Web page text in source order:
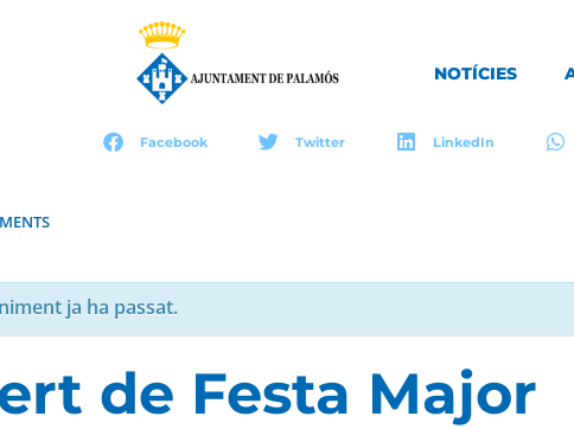
NOTÍCIES
Facebook Twitter LinkedIn
ja ha passat.
de Festa Major